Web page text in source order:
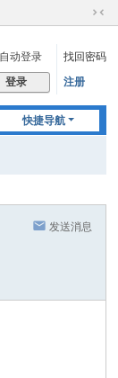
切
到
自动登录
找回密码
登录 注册
快捷导航
发送消息